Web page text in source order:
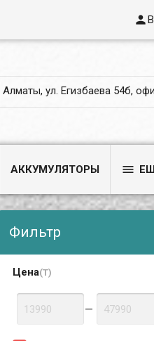

Алматы, ул. Егизбаева 54б,
АККУМУЛЯТОРЫ 
Фильтр
Цена(T)
—